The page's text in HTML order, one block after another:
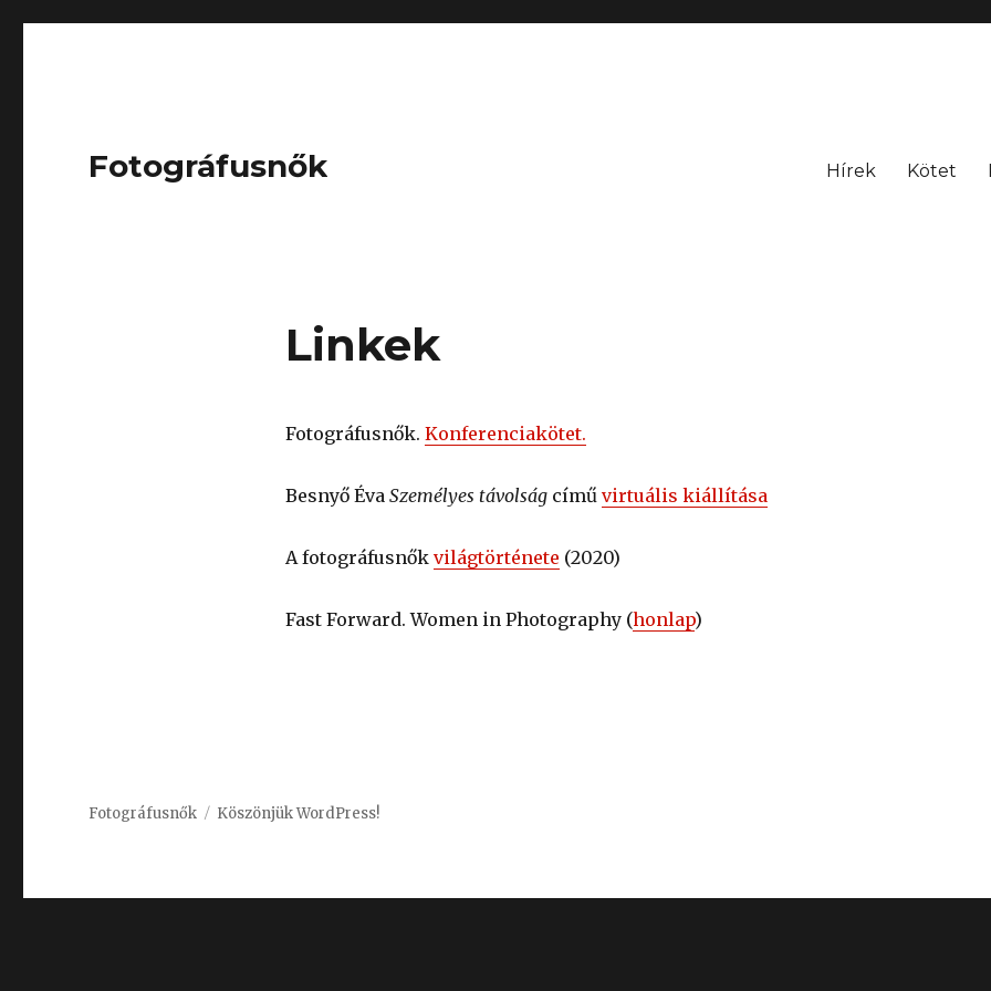
Fotográfusnők Hírek Kötet
Linkek
Fotográfusnők. Konferenciakötet.
Besnyő Éva Személyes távolság című virtuális kiállítása
A fotográfusnők világtörténete (2020)
Fast Forward. Women in Photography (honlap)
Fotográfusnők Köszönjük WordPress!